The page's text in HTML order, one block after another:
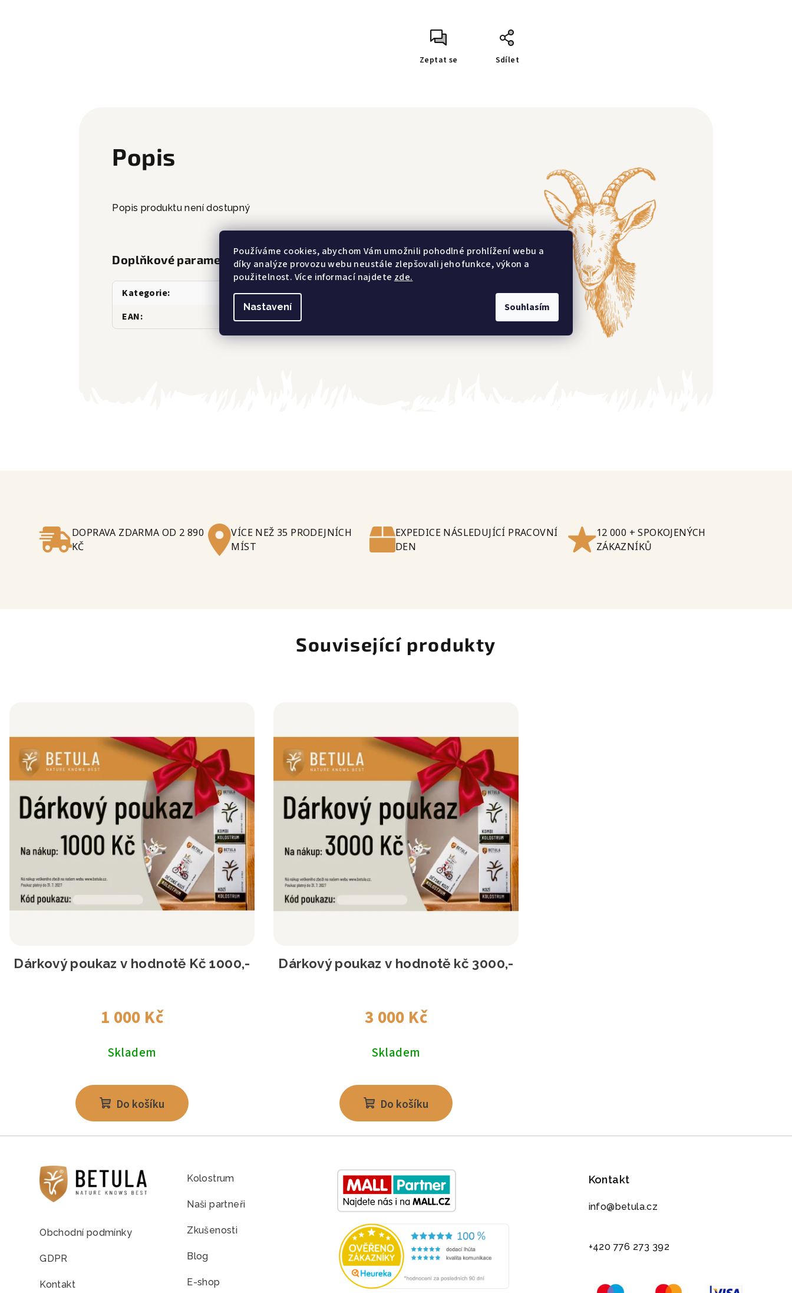
Používáme cookies, abychom Vám umožnili pohodlné prohlížení webu a
díky analýze provozu webu neustále zlepšovali jeho funkce, výkon a
použitelnost. Více informací najdete zde.
Nastavení Souhlasím
Zeptat se Sdílet
Popis
Popis produktu není dostupný
Doplňkové parametry
Kategorie:
E-shop
EAN: 9021000020
DOPRAVA ZDARMA OD 2 890
KČ
VÍCE NEŽ 35 PRODEJNÍCH
MÍST
EXPEDICE NÁSLEDUJÍCÍ PRACOVNÍ
DEN
12 000 + SPOKOJENÝCH
ZÁKAZNÍKŮ
Související produkty
Dárkový poukaz v hodnotě Kč 1000,-
1 000 Kč
Skladem
Do košíku
Dárkový poukaz v hodnotě kč 3000,-
3 000 Kč
Skladem
Do košíku
Obchodní podmínky
GDPR
Kontakt
Kolostrum
Naši partneři
Zkušenosti
Blog
E-shop
Kontakt
info@betula.cz
+420 776 273 392